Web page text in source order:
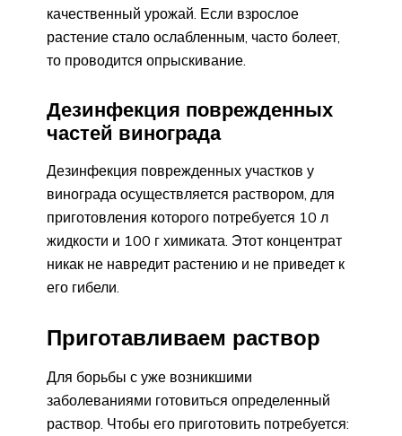
качественный урожай. Если взрослое
растение стало ослабленным, часто болеет,
то проводится опрыскивание.
Дезинфекция поврежденных
частей винограда
Дезинфекция поврежденных участков у
винограда осуществляется раствором, для
приготовления которого потребуется 10 л
жидкости и 100 г химиката. Этот концентрат
никак не навредит растению и не приведет к
его гибели.
Приготавливаем раствор
Для борьбы с уже возникшими
заболеваниями готовиться определенный
раствор. Чтобы его приготовить потребуется: